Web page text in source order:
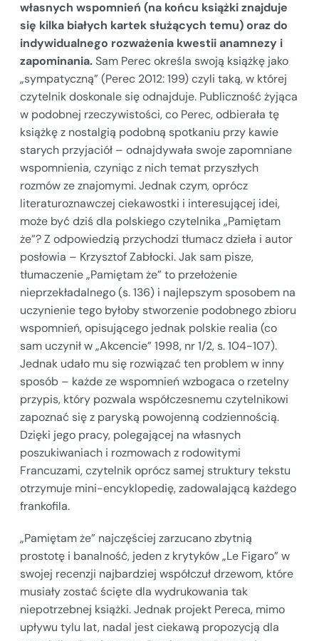
własnych wspomnień (na końcu książki znajduje
się kilka białych kartek służących temu) oraz do
indywidualnego rozważenia kwestii anamnezy i
zapominania.Sam Perec określa swoją książkę jako
„sympatyczną” (Perec 2012: 199) czyli taką, w której
czytelnik doskonale się odnajduje. Publiczność żyjąca
w podobnej rzeczywistości, co Perec, odbierała tę
książkę z nostalgią podobną spotkaniu przy kawie
starych przyjaciół – odnajdywała swoje zapomniane
wspomnienia, czyniąc z nich temat przyszłych
rozmów ze znajomymi. Jednak czym, oprócz
literaturoznawczej ciekawostki i interesującej idei,
może być dziś dla polskiego czytelnika „Pamiętam
że”? Z odpowiedzią przychodzi tłumacz dzieła i autor
posłowia – Krzysztof Zabłocki. Jak sam pisze,
tłumaczenie „Pamiętam że” to przełożenie
nieprzekładalnego (s. 136) i najlepszym sposobem na
uczynienie tego byłoby stworzenie podobnego zbioru
wspomnień, opisującego jednak polskie realia (co
sam uczynił w „Akcencie” 1998, nr 1/2, s. 104-107).
Jednak udało mu się rozwiązać ten problem w inny
sposób – każde ze wspomnień wzbogaca o rzetelny
przypis, który pozwala współczesnemu czytelnikowi
zapoznać się z paryską powojenną codziennością.
Dzięki jego pracy, polegającej na własnych
poszukiwaniach i rozmowach z rodowitymi
Francuzami, czytelnik oprócz samej struktury tekstu
otrzymuje mini-encyklopedię, zadowalającą każdego
frankofila.
„Pamiętam że” najczęściej zarzucano zbytnią
prostotę i banalność, jeden z krytyków „Le Figaro” w
swojej recenzji najbardziej współczuł drzewom, które
musiały zostać ścięte dla wydrukowania tak
niepotrzebnej książki. Jednak projekt Pereca, mimo
upływu tylu lat, nadal jest ciekawą propozycją dla